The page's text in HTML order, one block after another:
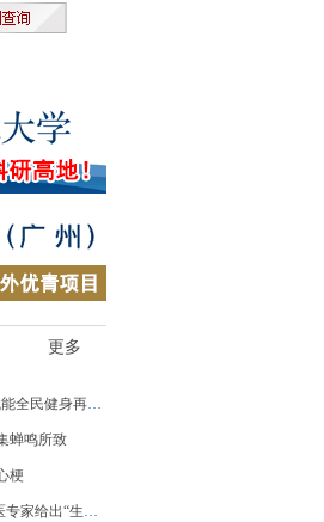
更多
民健身再升级
蝉鸣所致
梗
出“生活处方”